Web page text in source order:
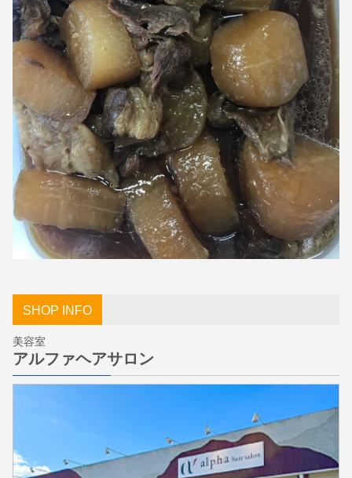
SHOP INFO
美容室
アルファヘアサロン